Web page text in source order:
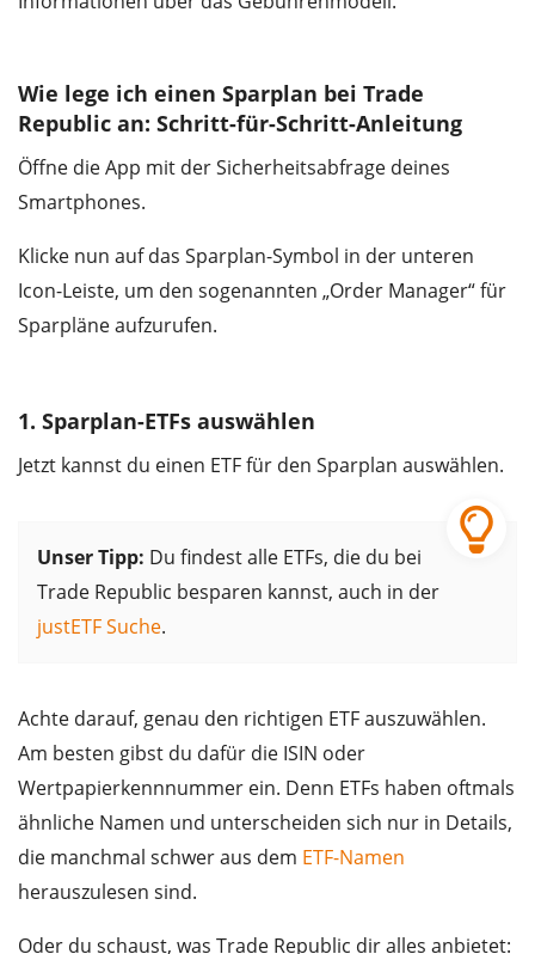
Wie lege ich einen Sparplan bei Trade
Republic an: Schritt-für-Schritt-Anleitung
Öffne die App mit der Sicherheitsabfrage deines
Smartphones.
Klicke nun auf das Sparplan-Symbol in der unteren
Icon-Leiste, um den sogenannten „Order Manager“ für
Sparpläne aufzurufen.
1. Sparplan-ETFs auswählen
Jetzt kannst du einen ETF für den Sparplan auswählen.
Unser Tipp: Du findest alle ETFs, die du bei
Trade Republic besparen kannst, auch in der
justETF Suche.
Achte darauf, genau den richtigen ETF auszuwählen.
Am besten gibst du dafür die ISIN oder
Wertpapierkennnummer ein. Denn ETFs haben oftmals
ähnliche Namen und unterscheiden sich nur in Details,
die manchmal schwer aus dem ETF-Namen
herauszulesen sind.
Oder du schaust, was Trade Republic dir alles anbietet: